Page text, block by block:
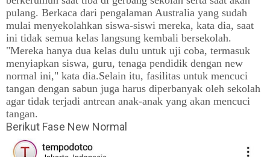
pulang. Berkaca dari pengalaman Australia yang sudah
mulai menyekolahkan siswa-siswi mereka, kata dia, saat
ini tidak semua kelas langsung kembali bersekolah.
"Mereka hanya dua kelas dulu untuk uji coba, termasuk
menyiapkan siswa, guru, tenaga pendidik dengan new
normal ini," kata dia.Selain itu, fasilitas untuk mencuci
tangan dengan sabun juga harus diperbanyak oleh sekolah
agar tidak terjadi antrean anak-anak yang akan mencuci
tangan.
Berikut Fase New Normal